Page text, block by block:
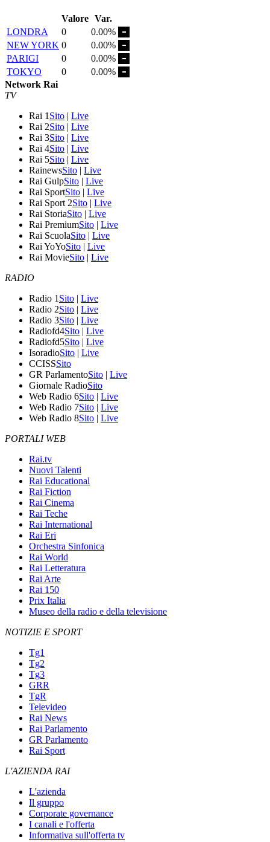
Valore Var.
LONDRA
0
0.00%
NEW YORK 0
0.00%
PARIGI
0
0.00%
TOKYO
0
0.00%
Network Rai
TV
Rai 1 Sito | Live
Rai 2Sito | Live
Rai 3Sito | Live
Rai 4Sito | Live
Rai 5Sito | Live
RainewsSito | Live
Rai GulpSito | Live
Rai SportSito | Live
Rai Sport 2Sito | Live
Rai StoriaSito | Live
Rai PremiumSito | Live
Rai ScuolaSito | Live
Rai YoYoSito | Live
Rai MovieSito | Live
RADIO
Radio 1 Sito | Live
Radio 2Sito | Live
Radio 3Sito | Live
Radiofd4Sito | Live
Radiofd5Sito | Live
IsoradioSito | Live
CCISSSito
GR ParlamentoSito | Live
Giornale RadioSito
Web Radio 6Sito | Live
Web Radio 7Sito | Live
Web Radio 8Sito | Live
PORTALI WEB
Rai.tv
Nuovi Talenti
Rai Educational
Rai Fiction
Rai Cinema
Rai Teche
Rai International
Rai Eri
Orchestra Sinfonica
Rai World
Rai Letteratura
Rai Arte
Rai 150
Prix Italia
Museo della radio e della televisione
NOTIZIE E SPORT
Tg1
Tg2
Tg3
GRR
TgR
Televideo
Rai News
Rai Parlamento
GR Parlamento
Rai Sport
L'AZIENDA RAI
L'azienda
Il gruppo
Corporate governance
I canali e l'offerta
Informativa sull'offerta tv